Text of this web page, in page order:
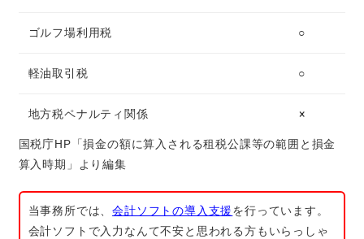
ゴルフ場利用税 ○
軽油取引税 ○
地方税ペナルティ関係 ×
国税庁HP「損金の額に算入される租税公課等の範囲と損金
算入時期」より編集
当事務所では、会計ソフトの導入支援を行っています。
会計ソフトで入力なんて不安と思われる方もいらっしゃ